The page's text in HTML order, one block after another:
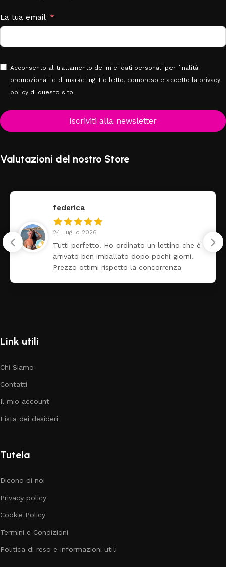
La tua email
Acconsento al trattamento dei miei dati personali per finalità
promozionali e di marketing. Ho letto, compreso e accetto la privacy
policy di questo sito.
Iscriviti alla newsletter
Valutazioni del nostro Store
federica
24 Luglio 2026
Tutti perfetto! Ho ordinato un lettino che é
arrivato ben imballato dopo pochi giorni.
Prezzo ottimi rispetto la concorrenza
Link utili
Chi Siamo
Contatti
Il mio account
Lista dei desideri
Tutela
Dicono di noi
Privacy policy
Cookie Policy
Termini e Condizioni
Politica di reso e informazioni utili